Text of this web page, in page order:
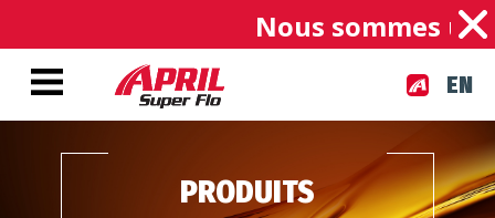
Nous sommes
EN
PRODUITS